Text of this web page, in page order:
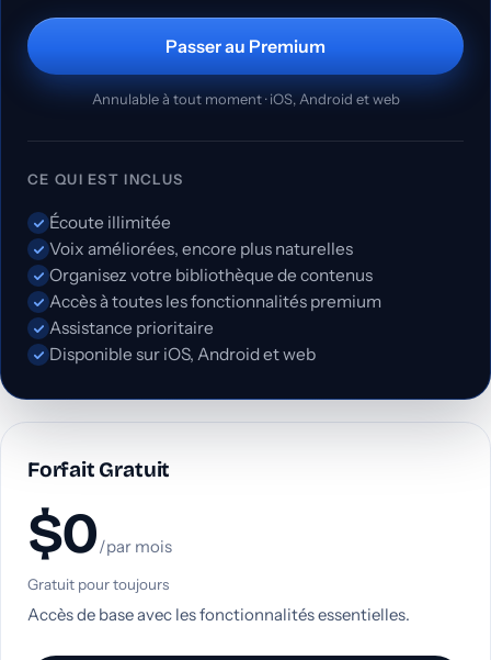
Forfait Gratuit
$0/par mois
Gratuit pour toujours
Accès de base avec les fonctionnalités essentielles.
Passer au Premium
Annulable à tout moment · iOS, Android et web
CE QUI EST INCLUS
Écoute illimitée
Voix améliorées, encore plus naturelles
Organisez votre bibliothèque de contenus
Accès à toutes les fonctionnalités premium
Assistance prioritaire
Disponible sur iOS, Android et web